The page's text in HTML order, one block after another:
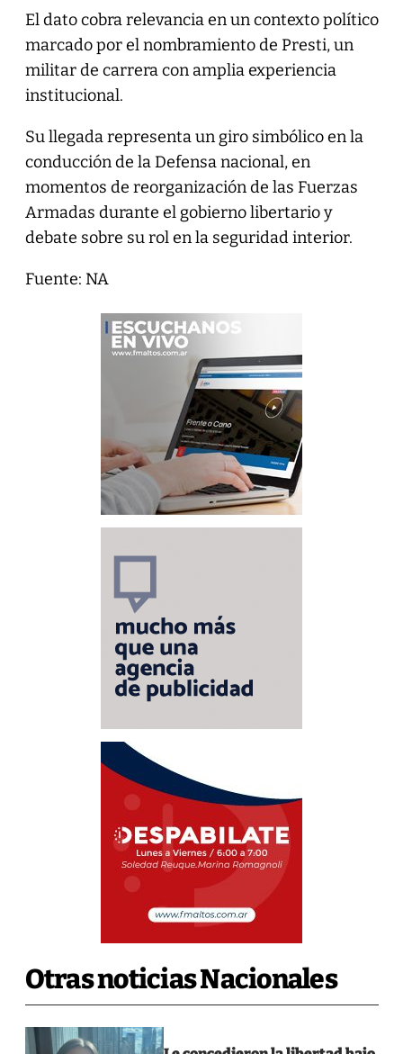
El dato cobra relevancia en un contexto político
marcado por el nombramiento de Presti, un
militar de carrera con amplia experiencia
institucional.
Su llegada representa un giro simbólico en la
conducción de la Defensa nacional, en
momentos de reorganización de las Fuerzas
Armadas durante el gobierno libertario y
debate sobre su rol en la seguridad interior.
Fuente: NA
Otras noticias Nacionales